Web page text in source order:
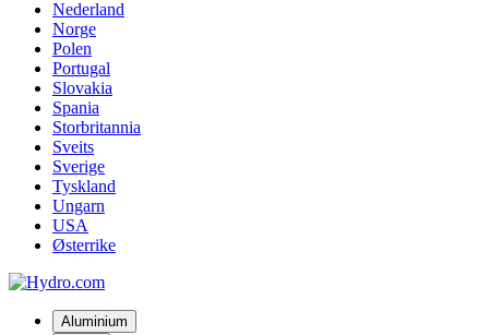
Nederland
Norge
Polen
Portugal
Slovakia
Spania
Storbritannia
Sveits
Sverige
Tyskland
Ungarn
USA
Østerrike
Aluminium